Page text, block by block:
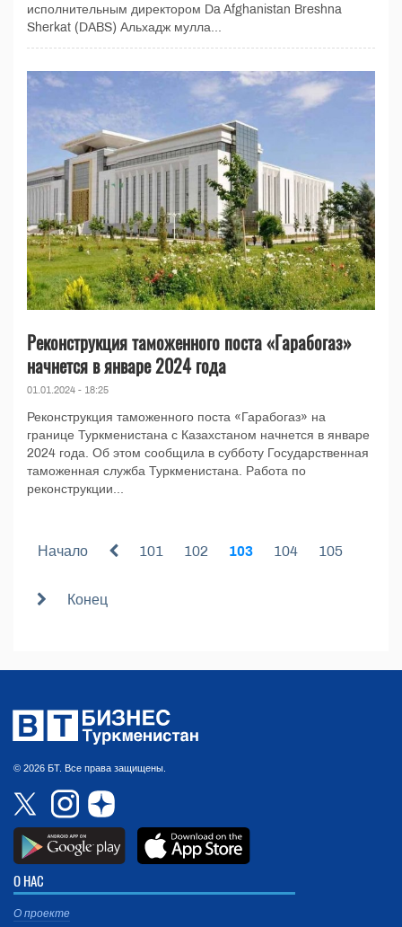
исполнительным директором Da Afghanistan Breshna
Sherkat (DABS) Альхадж мулла...
Реконструкция таможенного поста «Гарабогаз»
начнется в январе 2024 года
01.01.2024 - 18:25
Реконструкция таможенного поста «Гарабогаз» на
границе Туркменистана с Казахстаном начнется в январе
2024 года. Об этом сообщила в субботу Государственная
таможенная служба Туркменистана. Работа по
реконструкции...
Начало 101 102 103 104 105
Конец
© 2026 БТ. Все права защищены.
О НАС
О проекте